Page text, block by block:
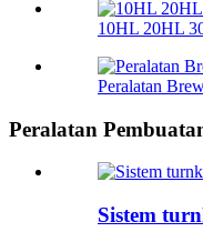
10HL 20HL
Peralatan
Peralatan
Sistem